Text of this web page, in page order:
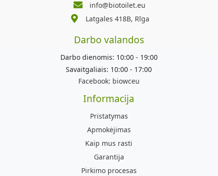
info@biotoilet.eu
Latgales 418B, Rīga
Darbo valandos
Darbo dienomis: 10:00 - 19:00
Savaitgaliais: 10:00 - 17:00
Facebook: biowceu
Informacija
Pristatymas
Apmokėjimas
Kaip mus rasti
Garantija
Pirkimo procesas